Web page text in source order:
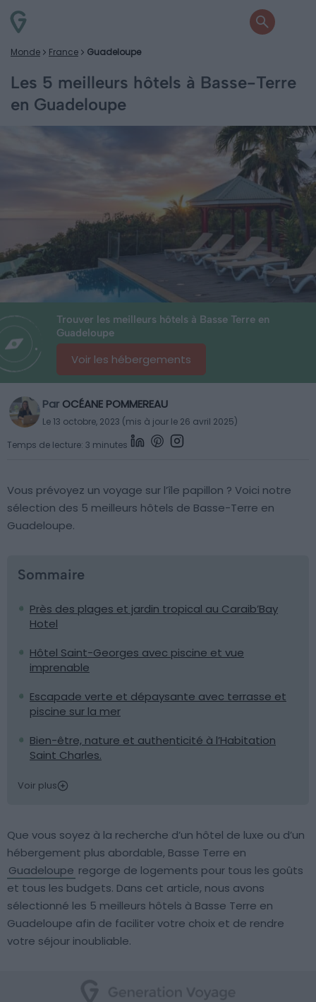
Monde France Guadeloupe
Les 5 meilleurs hôtels à Basse-Terre
en Guadeloupe
Trouver les meilleurs hôtels à Basse Terre en
Guadeloupe
Voir les hébergements
Par OCÉANE POMMEREAU
Le 13 octobre, 2023 (mis à jour le 26 avril 2025)
Temps de lecture: 3 minutes
Vous prévoyez un voyage sur l’île papillon ? Voici notre
sélection des 5 meilleurs hôtels de Basse-Terre en
Guadeloupe.
Sommaire
Près des plages et jardin tropical au Caraib’Bay
Hotel
Hôtel Saint-Georges avec piscine et vue
imprenable
Escapade verte et dépaysante avec terrasse et
piscine sur la mer
Bien-être, nature et authenticité à l’Habitation
Saint Charles.
Voir plus
Que vous soyez à la recherche d’un hôtel de luxe ou d’un
hébergement plus abordable, Basse Terre en
Guadeloupe regorge de logements pour tous les goûts
et tous les budgets. Dans cet article, nous avons
sélectionné les 5 meilleurs hôtels à Basse Terre en
Guadeloupe afin de faciliter votre choix et de rendre
votre séjour inoubliable.